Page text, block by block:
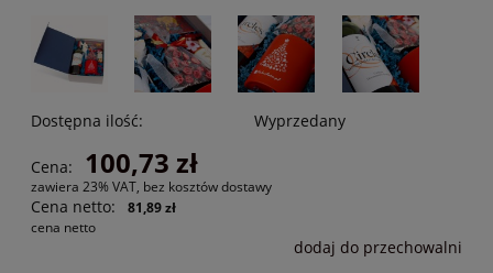
Dostępna ilość: Wyprzedany
Cena: 100,73 zł
zawiera 23% VAT, bez kosztów dostawy
Cena netto:
81,89 zł
cena netto
dodaj do przechowalni